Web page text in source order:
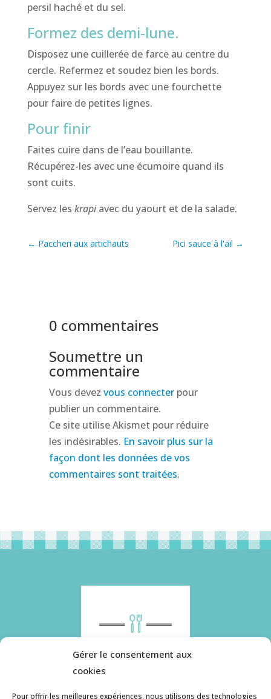
Gérer le consentement aux
cookies
Pour offrir les meilleures expériences, nous utilisons des technologies
persil haché et du sel.
Formez des demi-lune.
Disposez une cuillerée de farce au centre du
cercle. Refermez et soudez bien les bords.
Appuyez sur les bords avec une fourchette
pour faire de petites lignes.
Pour finir
Faites cuire dans de l’eau bouillante.
Récupérez-les avec une écumoire quand ils
sont cuits.
Servez les krapiavec du yaourt et de la salade.
← Paccheri aux artichauts Pici sauce à l'ail →
0 commentaires
Soumettre un
commentaire
Vous devez vous connecterpour
publier un commentaire.
Ce site utilise Akismet pour réduire
les indésirables. En savoir plus sur la
façon dont les données de vos
commentaires sont traitées.